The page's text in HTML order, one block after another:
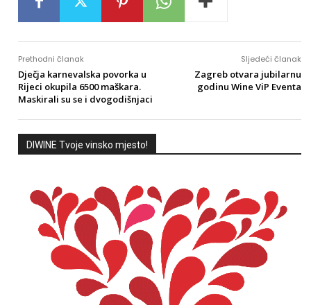
Prethodni članak
Dječja karnevalska povorka u
Rijeci okupila 6500 maškara.
Maskirali su se i dvogodišnjaci
Sljedeći članak
Zagreb otvara jubilarnu
godinu Wine ViP Eventa
DIWINE Tvoje vinsko mjesto!